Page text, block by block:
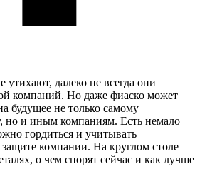
далеко не всегда они
компаний. Но даже фиаско может
будущее не только самому
но и иным компаниям. Есть немало
гордиться и учитывать
компании. На круглом столе
о чем спорят сейчас и как лучше